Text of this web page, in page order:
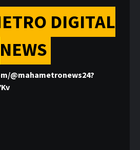
DIGITAL
NEWS
@mahametronews24?